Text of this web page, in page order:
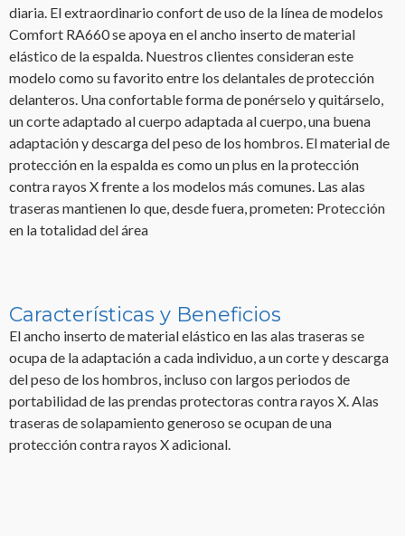
diaria. El extraordinario confort de uso de la línea de modelos
Comfort RA660 se apoya en el ancho inserto de material
elástico de la espalda. Nuestros clientes consideran este
modelo como su favorito entre los delantales de protección
delanteros. Una confortable forma de ponérselo y quitárselo,
un corte adaptado al cuerpo adaptada al cuerpo, una buena
adaptación y descarga del peso de los hombros. El material de
protección en la espalda es como un plus en la protección
contra rayos X frente a los modelos más comunes. Las alas
traseras mantienen lo que, desde fuera, prometen: Protección
en la totalidad del área
Características y Beneficios
El ancho inserto de material elástico en las alas traseras se
ocupa de la adaptación a cada individuo, a un corte y descarga
del peso de los hombros, incluso con largos periodos de
portabilidad de las prendas protectoras contra rayos X. Alas
traseras de solapamiento generoso se ocupan de una
protección contra rayos X adicional.